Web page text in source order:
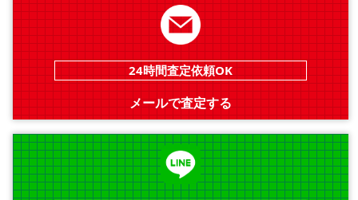
24時間査定依頼OK
メールで査定する